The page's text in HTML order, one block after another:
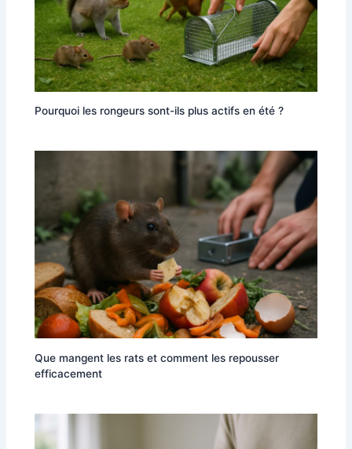
Pourquoi les rongeurs sont-ils plus actifs en été ?
Que mangent les rats et comment les repousser
efficacement